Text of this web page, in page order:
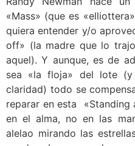
«Mass» (que es
quiera entender y/o
off» (la madre que lo
aquel). Y aunque, es de
sea «la floja» del lote
claridad) todo se
reparar en esta «Standing
en el alma, no en las
alelao mirando las